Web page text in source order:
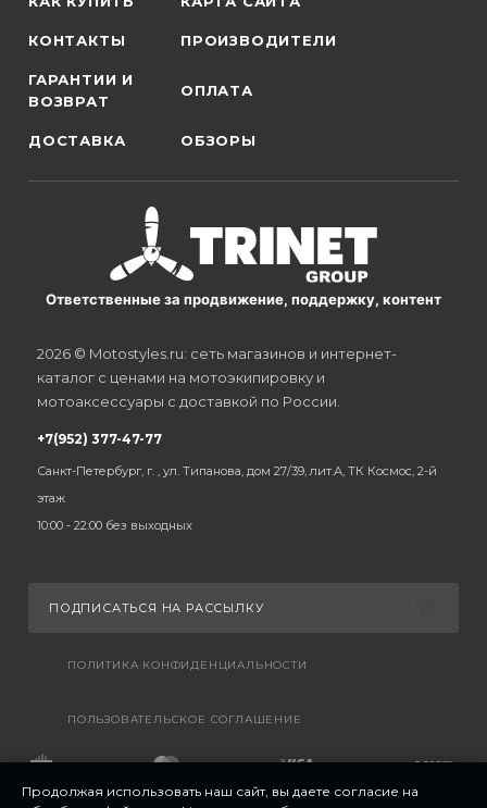
КОНТАКТЫ ПРОИЗВОДИТЕЛИ
ГАРАНТИИ И
ВОЗВРАТ
ОПЛАТА
ДОСТАВКА ОБЗОРЫ
Ответственные за продвижение, поддержку, контент
2026 © Motostyles.ru: сеть магазинов и интернет-
каталог с ценами на мотоэкипировку и
мотоаксессуары с доставкой по России.
+7(952) 377-47-77
Санкт-Петербург, г. , ул. Типанова, дом 27/39, лит.А, ТК Космос, 2-й
этаж
10:00 - 22:00 без выходных
ПОДПИСАТЬСЯ НА РАССЫЛКУ
ПОЛИТИКА КОНФИДЕНЦИАЛЬНОСТИ
ПОЛЬЗОВАТЕЛЬСКОЕ СОГЛАШЕНИЕ
Продолжая использовать наш сайт, вы даете согласие на